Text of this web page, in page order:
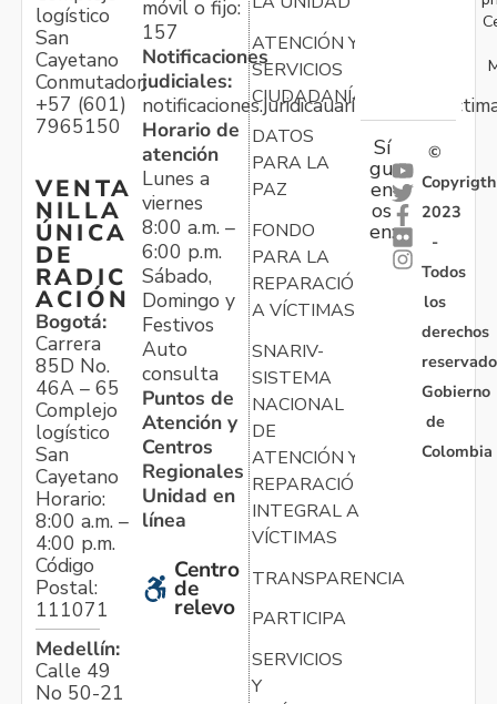
logístico
San
Cayetano
Conmutador:
+57 (601)
7965150
VENTA
NILLA
ÚNICA
DE
RADIC
ACIÓN
Bogotá:
Carrera
85D No.
46A – 65
Complejo
logístico
San
Cayetano
Horario:
8:00 a.m. –
4:00 p.m.
Código
Postal:
111071
Medellín:
Calle 49
No 50-21
móvil o fijo:
157
Notificaciones
judiciales:
Horario de
atención
Lunes a
viernes
8:00 a.m. –
6:00 p.m.
Sábado,
Domingo y
Festivos
Auto
consulta
Puntos de
Atención y
Centros
Regionales
Unidad en
línea
Centro
de
relevo
ATENCIÓN Y
SERVICIOS
CIUDADANÍA
DATOS
PARA LA
PAZ
FONDO
PARA LA
REPARACIÓN
A VÍCTIMAS
SNARIV-
SISTEMA
NACIONAL
DE
ATENCIÓN Y
REPARACIÓN
INTEGRAL A
VÍCTIMAS
TRANSPARENCIA
PARTICIPA
SERVICIOS
Y
Sí
gu
en
os
en:
©
Copyrigth
2023
-
Todos
los
derechos
Gobierno
de
Colombia